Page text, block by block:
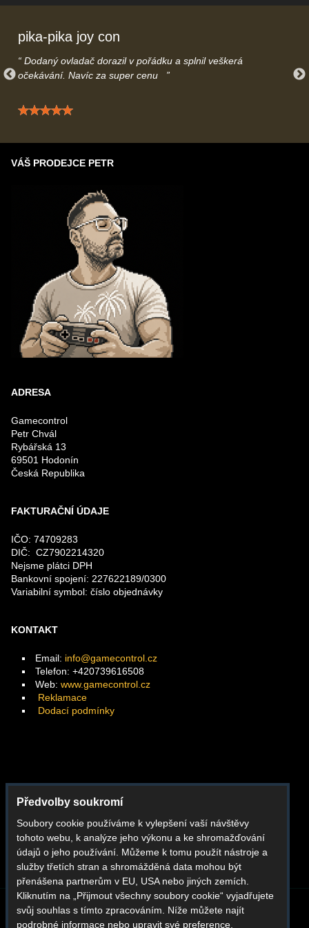
pika-pika joy con
Dodaný ovladač dorazil v pořádku a splnil veškerá
očekávání. Navíc za super cenu
Hodnocení: 5 / 5
VÁŠ PRODEJCE PETR
ADRESA
Gamecontrol
Petr Chvál
Rybářská 13
69501 Hodonín
Česká Republika
FAKTURAČNÍ ÚDAJE
IČO: 74709283
DIČ: CZ7902214320
Nejsme plátci DPH
Bankovní spojení: 227622189/0300
Variabilní symbol: číslo objednávky
KONTAKT
Email: info@gamecontrol.cz
Telefon: +420739616508
Web: www.gamecontrol.cz
Reklamace
Dodací podmínky
Instagram
Youtube
Whatsapp
BLOG O NÁS KONTAKT REKLAMACE
Předvolby soukromí
Soubory cookie používáme k vylepšení vaší návštěvy
tohoto webu, k analýze jeho výkonu a ke shromažďování
údajů o jeho používání. Můžeme k tomu použít nástroje a
služby třetích stran a shromážděná data mohou být
přenášena partnerům v EU, USA nebo jiných zemích.
Kliknutím na „Přijmout všechny soubory cookie“ vyjadřujete
svůj souhlas s tímto zpracováním. Níže můžete najít
podrobné informace nebo upravit své preference.